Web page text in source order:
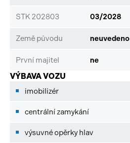
STK 202803 03/2028
Země původu neuvedeno
První majitel ne
VÝBAVA VOZU
imobilizér
centrální zamykání
výsuvné opěrky hlav